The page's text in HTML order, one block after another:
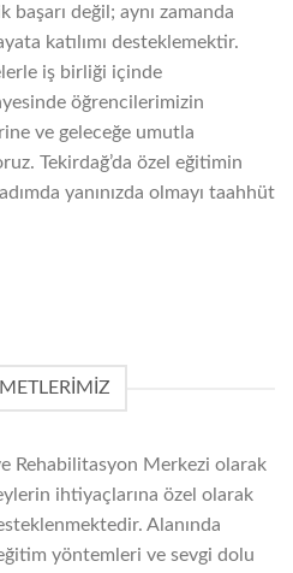
başarı değil; aynı zamanda
katılımı desteklemektir.
iş birliği içinde
öğrencilerimizin
ve geleceğe umutla
Tekirdağ’da özel eğitimin
yanınızda olmayı taahhüt
Rehabilitasyon Merkezi olarak
ihtiyaçlarına özel olarak
Alanında
yöntemleri ve sevgi dolu